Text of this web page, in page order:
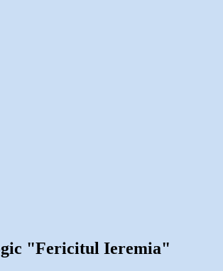
"Fericitul Ieremia"